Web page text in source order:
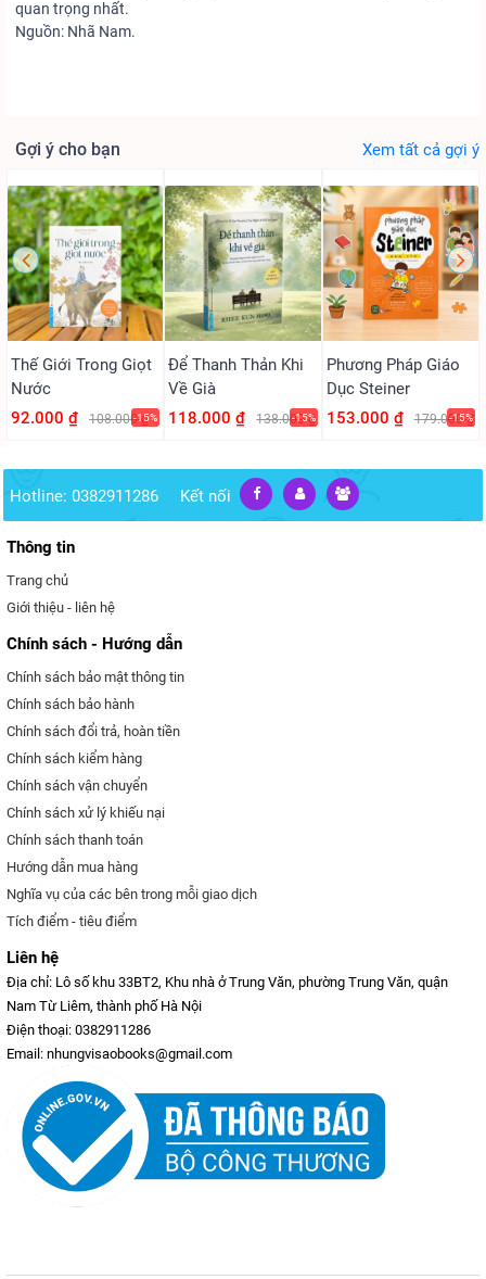
quan trọng nhất.
Nguồn: Nhã Nam.
Gợi ý cho bạn Xem tất cả gợi ý
Thế Giới Trong Giọt
Nước
92.000 ₫
108.000 ₫
-15%
Để Thanh Thản Khi
Về Già
118.000 ₫
138.000 ₫
-15%
Phương Pháp Giáo
Dục Steiner
153.000 ₫
179.000 ₫
-15%
Hotline: 0382911286 Kết nối
Thông tin
Trang chủ
Giới thiệu - liên hệ
Chính sách - Hướng dẫn
Chính sách bảo mật thông tin
Chính sách bảo hành
Chính sách đổi trả, hoàn tiền
Chính sách kiểm hàng
Chính sách vận chuyển
Chính sách xử lý khiếu nại
Chính sách thanh toán
Hướng dẫn mua hàng
Nghĩa vụ của các bên trong mỗi giao dịch
Tích điểm - tiêu điểm
Liên hệ
Địa chỉ: Lô số khu 33BT2, Khu nhà ở Trung Văn, phường Trung Văn, quận
Nam Từ Liêm, thành phố Hà Nội
Điện thoại: 0382911286
Email: nhungvisaobooks@gmail.com